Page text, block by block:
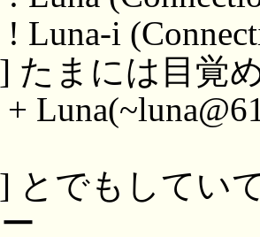
Luna-i
] たまには目覚
] とでもしてい